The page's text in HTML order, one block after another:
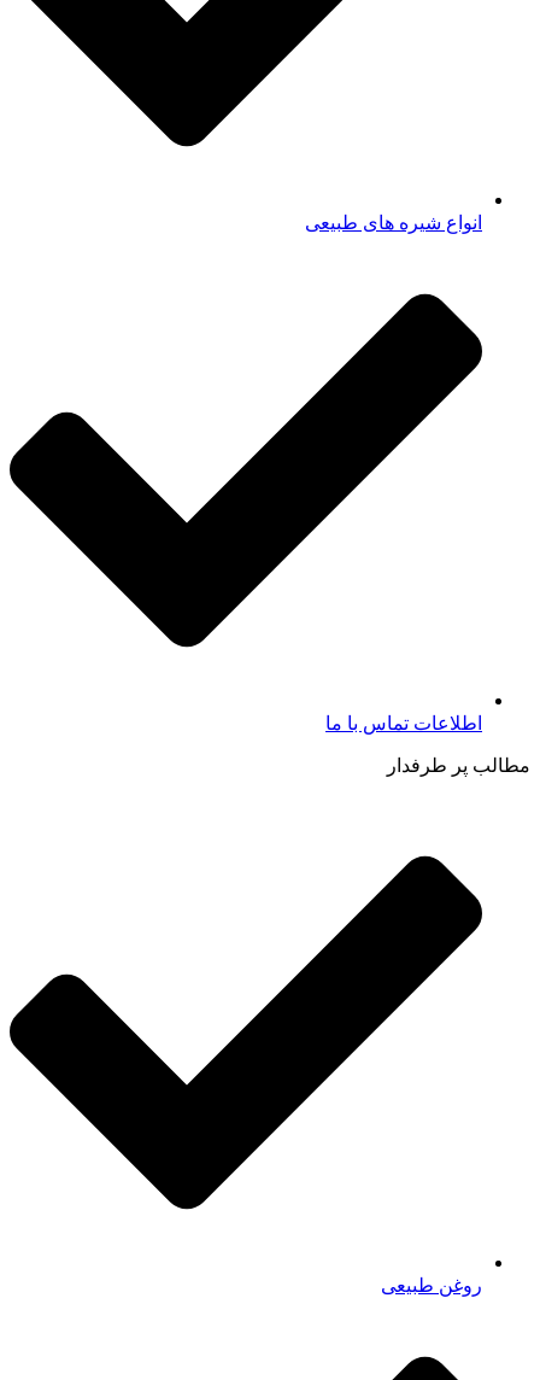
انواع شیره های طبیعی
اطلاعات تماس با ما​
مطالب پر طرفدار
روغن طبیعی